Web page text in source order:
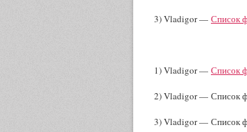
3) Vladigor — Список
1) Vladigor — Список
2) Vladigor — Список
3) Vladigor — Список